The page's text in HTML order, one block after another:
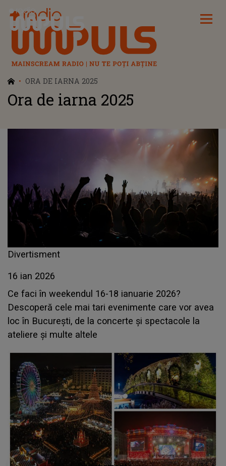
Radio Impuls
ORA DE IARNA 2025
Ora de iarna 2025
Divertisment
16 ian 2026
Ce faci în weekendul 16-18 ianuarie 2026?
Descoperă cele mai tari evenimente care vor avea
loc în București, de la concerte și spectacole la
ateliere și multe altele